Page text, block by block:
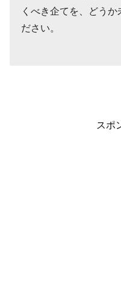
くべき企てを、どうか
ださい。
スポ